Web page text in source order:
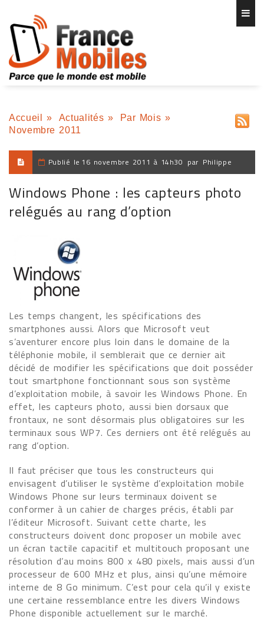
Accueil » Actualités » Par Mois »
Novembre 2011
Publié le 16 novembre 2011 à 14h30 par Philippe
Windows Phone : les capteurs photo
relégués au rang d’option
Les temps changent, les spécifications des
smartphones aussi. Alors que Microsoft veut
s’aventurer encore plus loin dans le domaine de la
téléphonie mobile, il semblerait que ce dernier ait
décidé de modifier les spécifications que doit posséder
tout smartphone fonctionnant sous son système
d’exploitation mobile, à savoir les Windows Phone. En
effet, les capteurs photo, aussi bien dorsaux que
frontaux, ne sont désormais plus obligatoires sur les
terminaux sous WP7. Ces derniers ont été relégués au
rang d’option.
Il faut préciser que tous les constructeurs qui
envisagent d’utiliser le système d’exploitation mobile
Windows Phone sur leurs terminaux doivent se
conformer à un cahier de charges précis, établi par
l’éditeur Microsoft. Suivant cette charte, les
constructeurs doivent donc proposer un mobile avec
un écran tactile capacitif et multitouch proposant une
résolution d’au moins 800 x 480 pixels, mais aussi d’un
processeur de 600 MHz et plus, ainsi qu’une mémoire
interne de 8 Go minimum. C’est pour cela qu’il y existe
une certaine ressemblance entre les divers Windows
Phone disponible actuellement sur le marché.